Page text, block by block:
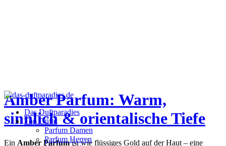
Das Duftparadies
Top Düfte
Parfum Damen
Parfum Herren
Amber Parfum: Warm,
sinnlich & orientalische Tiefe
Ein Amber Parfumist wie flüssiges Gold auf der Haut – eine